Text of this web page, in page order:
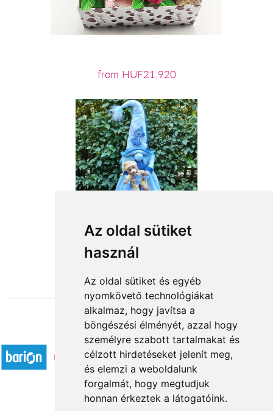
Az oldal sütiket
használ
Az oldal sütiket és egyéb
nyomkövető technológiákat
alkalmaz, hogy javítsa a
böngészési élményét, azzal hogy
személyre szabott tartalmakat és
célzott hirdetéseket jelenít meg,
és elemzi a weboldalunk
forgalmát, hogy megtudjuk
honnan érkeztek a látogatóink.
from HUF21,920
from HUF18,360
Accepted payment methods